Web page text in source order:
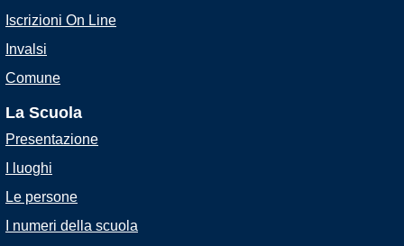
Iscrizioni On Line
Invalsi
Comune
La Scuola
Presentazione
I luoghi
Le persone
I numeri della scuola